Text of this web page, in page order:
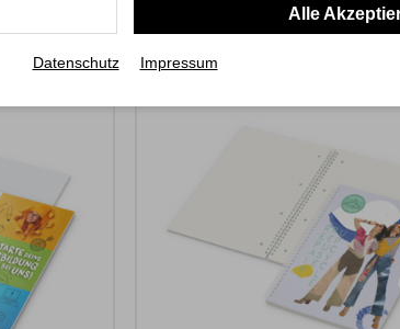
Alle
Datenschutz Impressum